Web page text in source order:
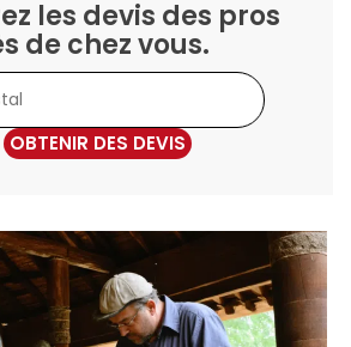
les devis des pros
de chez vous.
OBTENIR DES DEVIS